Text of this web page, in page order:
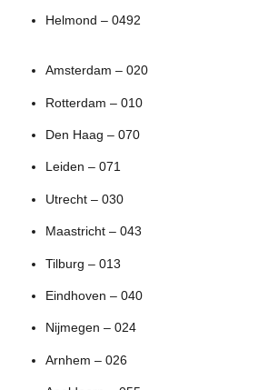
Helmond – 0492
Amsterdam – 020
Rotterdam – 010
Den Haag – 070
Leiden – 071
Utrecht – 030
Maastricht – 043
Tilburg – 013
Eindhoven – 040
Nijmegen – 024
Arnhem – 026